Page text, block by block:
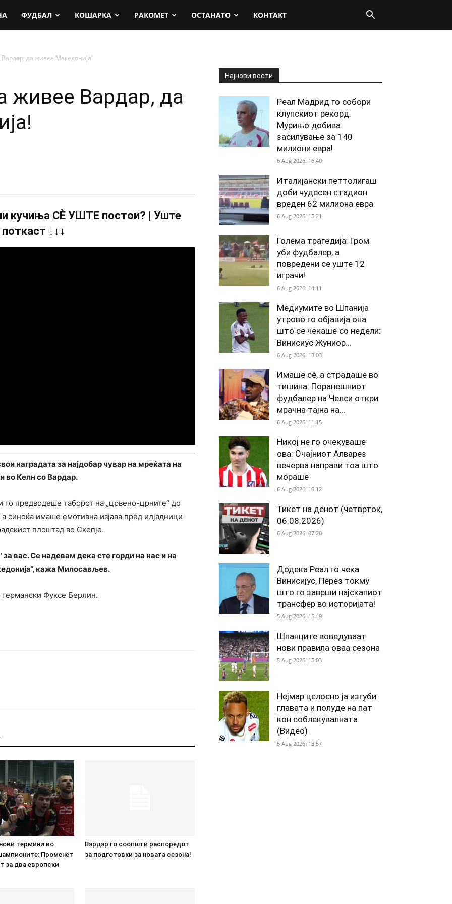
ФУДБАЛ КОШАРКА РАКОМЕТ ОСТАНАТО КОНТАКТ
да живее Македонија!
Вардар, да
кучиња СÈ УШТЕ постои? | Уште
↓↓↓
наградата за најдобар чувар на мреќата на
во Келн со Вардар.
предводеше таборот на „црвено-црните“ до
синоќа имаше емотивна изјава пред илјадници
плоштад во Скопје.
вас. Се надевам дека сте горди на нас и на
кажа Милосављев.
Фуксе Берлин.
термини во
Променет
за два европски
Вардар го соопшти распоредот
за подготовки за новата сезона!
Најнови вести
Реал Мадрид го собори
клупскиот рекорд:
Мурињо добива
засилување за 140
милиони евра!
6 Aug 2026. 16:40
Италијански петтолигаш
доби чудесен стадион
вреден 62 милиона евра
6 Aug 2026. 15:21
Голема трагедија: Гром
уби фудбалер, а
повредени се уште 12
играчи!
6 Aug 2026. 14:11
Медиумите во Шпанија
утрово го објавија она
што се чекаше со недели:
Винисиус Жуниор...
6 Aug 2026. 13:03
Имаше сè, а страдаше во
тишина: Поранешниот
фудбалер на Челси откри
мрачна тајна на...
6 Aug 2026. 11:15
Никој не го очекуваше
ова: Очајниот Алварез
вечерва направи тоа што
мораше
6 Aug 2026. 10:12
Тикет на денот (четврток,
06.08.2026)
6 Aug 2026. 07:20
Додека Реал го чека
Винисијус, Перез токму
што го заврши најскапиот
трансфер во историјата!
5 Aug 2026. 15:49
Шпанците воведуваат
нови правила оваа сезона
5 Aug 2026. 15:03
Нејмар целосно ја изгуби
главата и полуде на пат
кон соблекувалната
(Видео)
5 Aug 2026. 13:57